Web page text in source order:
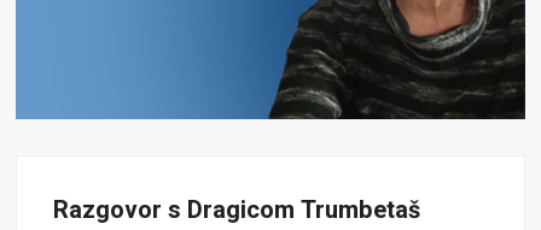
Razgovor s Dragicom Trumbetaš